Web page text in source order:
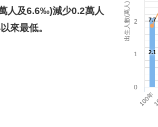
人及6.6‰)減少0.2萬人
來最低。
出生人數(萬人)
2.1
7.7
100年
0
1
2